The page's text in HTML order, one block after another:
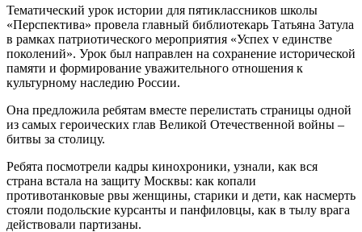
Тематический урок истории для пятиклассников школы
«Перспектива» провела главный библиотекарь Татьяна Затула
в рамках патриотического мероприятия «Успех v единстве
поколений». Урок был направлен на сохранение исторической
памяти и формирование уважительного отношения к
культурному наследию России.
Она предложила ребятам вместе перелистать страницы одной
из самых героических глав Великой Отечественной войны –
битвы за столицу.
Ребята посмотрели кадры кинохроники, узнали, как вся
страна встала на защиту Москвы: как копали
противотанковые рвы женщины, старики и дети, как насмерть
стояли подольские курсанты и панфиловцы, как в тылу врага
действовали партизаны.